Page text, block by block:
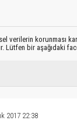
verilerin korunması
Lütfen bir aşağıdaki
2017 22:38